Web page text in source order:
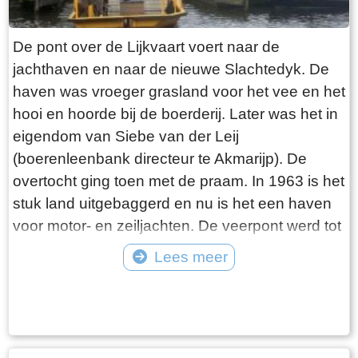
boerderij omvat dan LXXX (80) ponden land,
waarvan “36 ponden Hooijland, 31 ponden
Grasland en 7 ponden Reijdland”. Het land ten
zuiden van de boerderij wordt het “lege meden”
genoemd, waaraan het rijeedmeer (rietmeer) ligt.
Het rijeedland (rietland) ligt tegen de “die grote
Rien”. Verder is er nog “6 ponden saedlant
leggende, om ende om op ende an Epas vors.
stins graft”. Deze stinsgracht omsloot de
stinswier en lag tegen het “saedland” aan. Een
andere naam die wordt gebruikt voor stinswier is
‘wijer’. Deze naam komen we tegen in het
halve wijer hoert Epa voer XIV st “. Epa Ighaz is
De pont over de Lijkvaart voert naar de
jachthaven en naar de nieuwe Slachtedyk. De
haven was vroeger grasland voor het vee en het
hooi en hoorde bij de boerderij. Later was het in
eigendom van Siebe van der Leij
(boerenleenbank directeur te Akmarijp). De
overtocht ging toen met de praam. In 1963 is het
stuk land uitgebaggerd en nu is het een haven
voor motor- en zeiljachten. De veerpont werd tot
ongeveer 1995 nog in Heeg gebruikt en is door
de verplaatsing van de havenmond aldaar uit de
vooruit door middel van een ketting die wordt
Lees meer